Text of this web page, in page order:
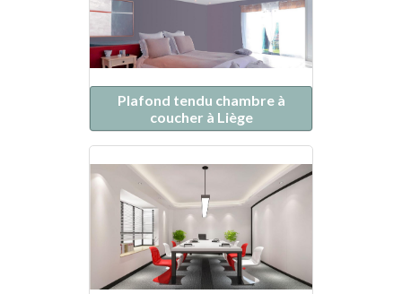
Plafond tendu chambre à
coucher à Liège